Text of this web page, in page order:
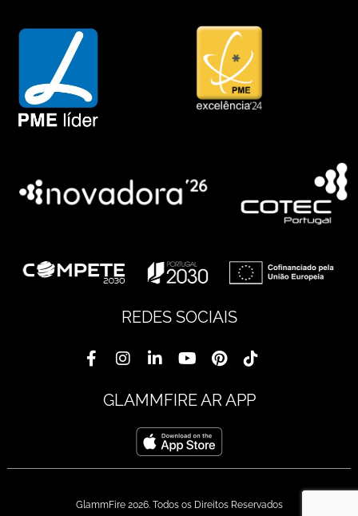
REDES SOCIAIS
GLAMMFIRE AR APP
GlammFire 2026. Todos os Direitos Reservados